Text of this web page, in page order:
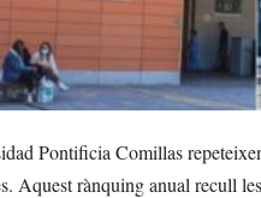
Pontificia Comillas
Aquest rànquing anual recull